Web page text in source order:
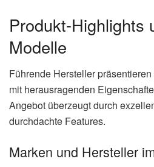
Produkt-Highlights
Modelle
Führende Hersteller
mit herausragenden
Angebot überzeugt durch
durchdachte Features.
Marken und Hersteller